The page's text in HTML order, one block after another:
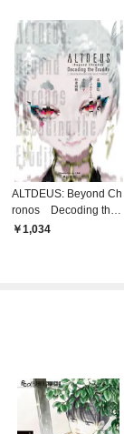
ALTDEUS: Beyond Ch
ronos Decoding the
Erudite
1,034